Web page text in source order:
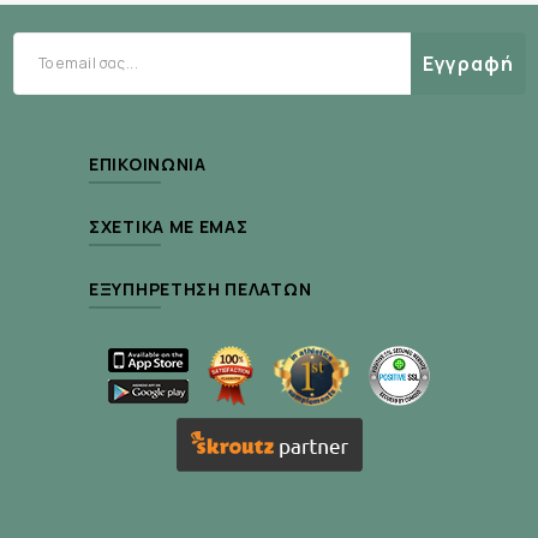
ψάρι, οστρακοειδή, ζωικά προϊόντα, αλάτι, ξηρούς
Κατάλληλο για vegetarians/vegans.
1 κάψουλα 2 φορές την ημέρα, κατά προτίμηση με
τα γεύματα. Συμβουλευτείτε έναν επαγγελματία
υγείας για χρήση πέραν των 3 μηνών.
Εγγραφή
ΕΠΙΚΟΙΝΩΝΊΑ
ΣΧΕΤΙΚΆ ΜΕ ΕΜΆΣ
ΕΞΥΠΗΡΈΤΗΣΗ ΠΕΛΑΤΏΝ